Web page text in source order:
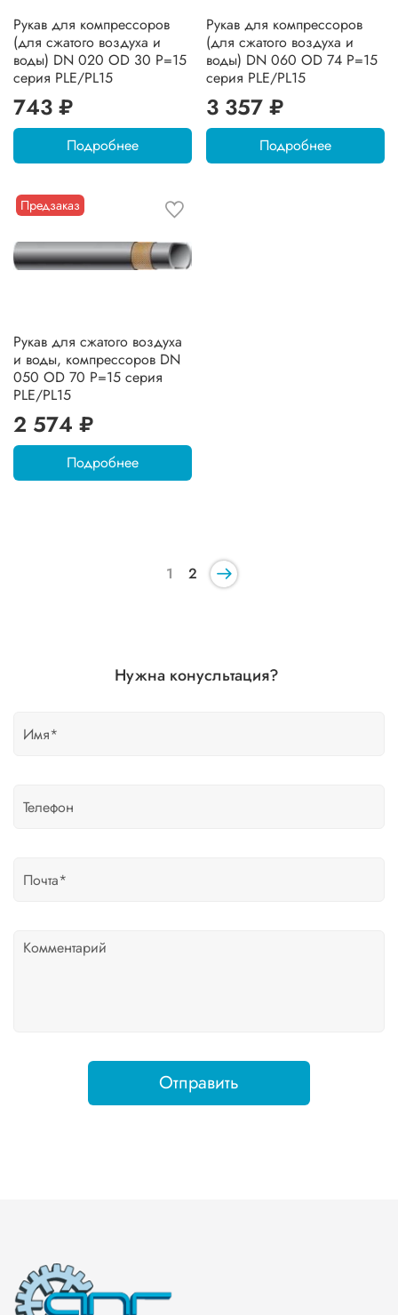
Рукав для компрессоров
(для сжатого воздуха и
воды) DN 020 OD 30 P=15
серия PLE/PL15
743 ₽
Подробнее
Рукав для компрессоров
(для сжатого воздуха и
воды) DN 060 OD 74 P=15
серия PLE/PL15
3 357 ₽
Подробнее
Предзаказ
Рукав для сжатого воздуха
и воды, компрессоров DN
050 OD 70 P=15 серия
PLE/PL15
2 574 ₽
Подробнее
1 2
Нужна конусльтация?
Отправить